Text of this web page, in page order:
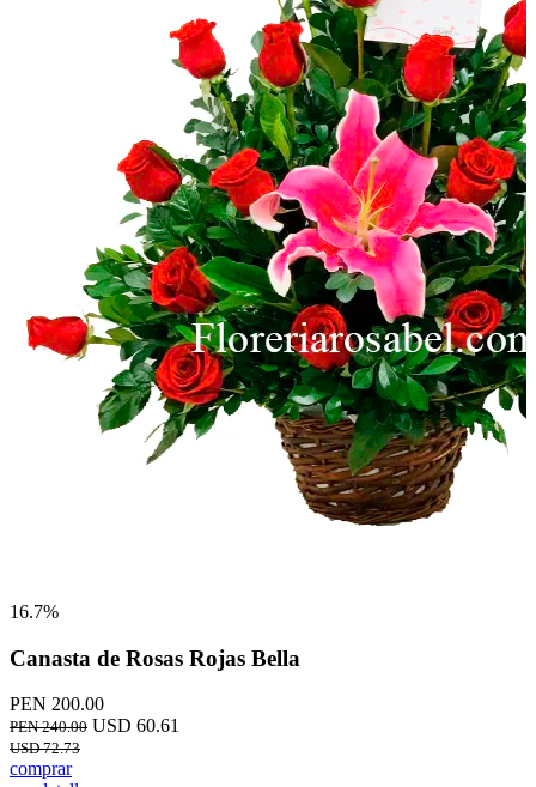
16.7%
Canasta de Rosas Rojas Bella
PEN 200.00
PEN 240.00 USD 60.61
USD 72.73
comprar